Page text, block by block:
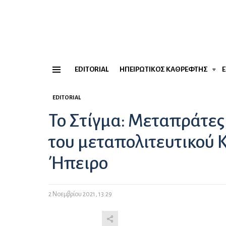
EDITORIAL ΗΠΕΙΡΏΤΙΚΟΣ ΚΑΘΡΈΦΤΗΣ
EDITORIAL
Το Στίγμα: Μεταπράτες
του μεταπολιτευτικού
Ήπειρο
2 Νοεμβρίου 2021, 13:29